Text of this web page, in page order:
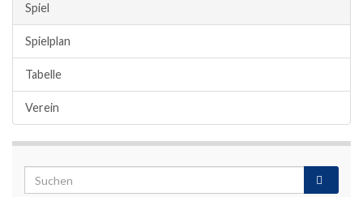
Spiel
Spielplan
Tabelle
Verein